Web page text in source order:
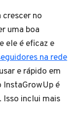
no
uma boa
ele é eficaz e
na rede
e rápido em
InstaGrowUp é
Isso inclui mais